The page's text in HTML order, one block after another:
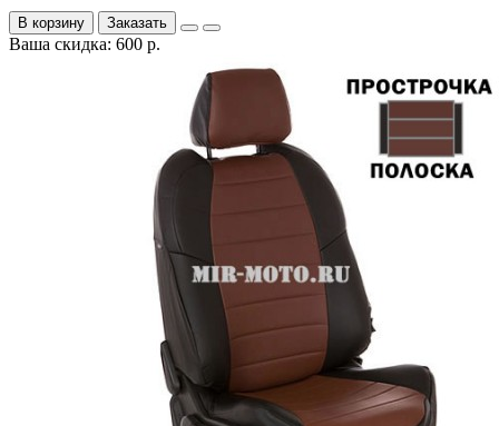
В корзину Заказать
Ваша скидка: 600 р.